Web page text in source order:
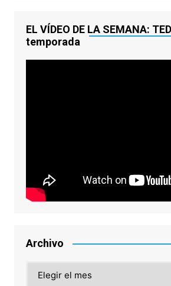
EL VÍDEO DE LA SEMANA:
temporada
Archivo